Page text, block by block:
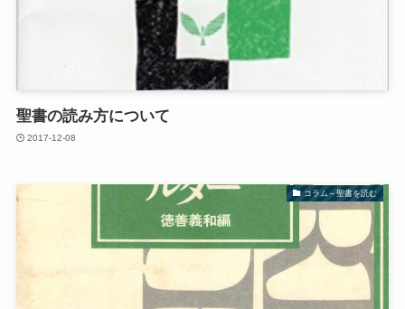
聖書の読み方について
2017-12-08
コラム～聖書を読む